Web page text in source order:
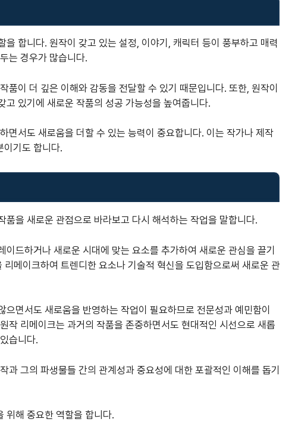
을 합니다. 원작이 갖고 있는 설정, 이야기, 캐릭터 등이 풍부하고 매력
는 경우가 많습니다.
품이 더 깊은 이해와 감동을 전달할 수 있기 때문입니다. 또한, 원작이
고 있기에 새로운 작품의 성공 가능성을 높여줍니다.
면서도 새로움을 더할 수 있는 능력이 중요합니다. 이는 작가나 제작
이기도 합니다.
품을 새로운 관점으로 바라보고 다시 해석하는 작업을 말합니다.
이드하거나 새로운 시대에 맞는 요소를 추가하여 새로운 관심을 끌기
메이크하여 트렌디한 요소나 기술적 혁신을 도입함으로써 새로운 관
면서도 새로움을 반영하는 작업이 필요하므로 전문성과 예민함이
작 리메이크는 과거의 작품을 존중하면서도 현대적인 시선으로 새롭
습니다.
과 그의 파생물들 간의 관계성과 중요성에 대한 포괄적인 이해를 돕기
위해 중요한 역할을 합니다.